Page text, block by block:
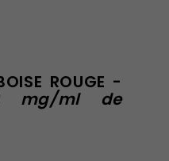
ROUGE -
mg/ml de